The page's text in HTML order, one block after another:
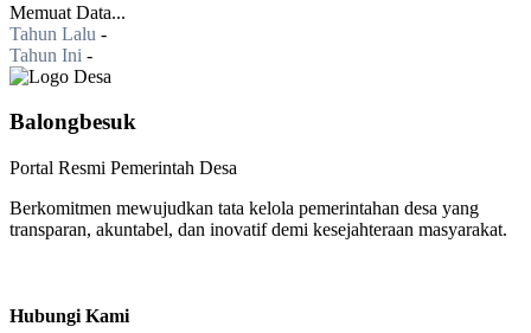
Memuat Data...
Tahun Lalu -
Tahun Ini -
Balongbesuk
Portal Resmi Pemerintah Desa
Berkomitmen mewujudkan tata kelola pemerintahan desa yang
transparan, akuntabel, dan inovatif demi kesejahteraan masyarakat.
Hubungi Kami